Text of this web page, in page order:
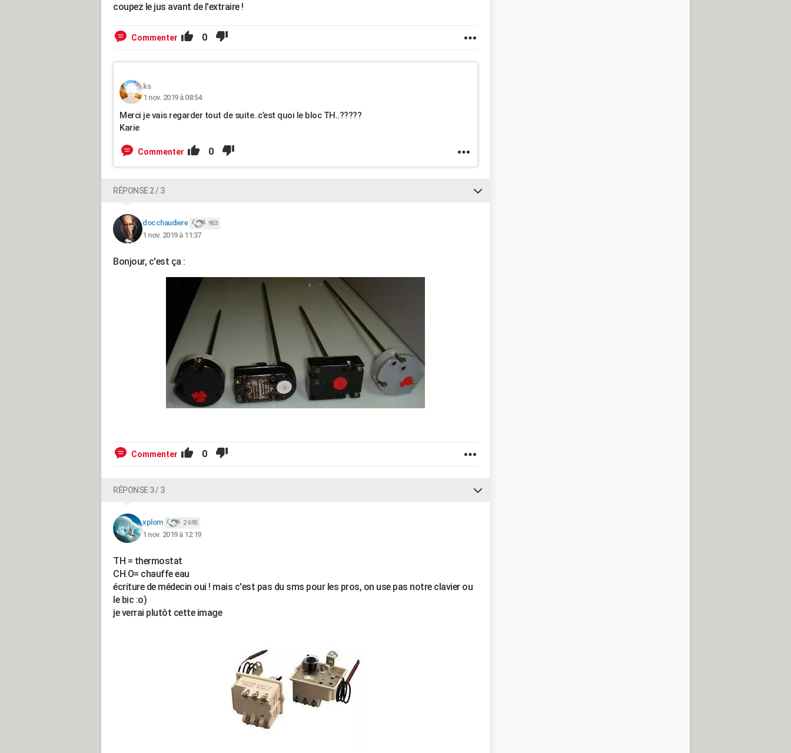
coupez le jus avant de l'extraire !
Commenter 0
ks
1 nov. 2019 à 08:54
Merci je vais regarder tout de suite..c’est quoi le bloc TH..?????
Karie
Commenter 0
RÉPONSE 2 / 3
docchaudiere 953
1 nov. 2019 à 11:37
Bonjour, c'est ça :
Commenter 0
RÉPONSE 3 / 3
xplom 2 695
1 nov. 2019 à 12:19
TH = thermostat
CH.O= chauffe eau
écriture de médecin oui ! mais c'est pas du sms pour les pros, on use pas notre clavier ou
le bic :o)
je verrai plutôt cette image